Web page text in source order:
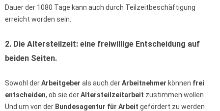
Dauer der 1080 Tage kann auch durch Teilzeitbeschäftigung
erreicht worden sein.
2. Die Altersteilzeit: eine freiwillige Entscheidung auf
beiden Seiten.
Sowohl derArbeitgeber als auch derArbeitnehmer können frei
entscheiden, ob sie derAltersteilzeitarbeit zustimmen wollen.
Und um von der Bundesagentur für Arbeit gefördert zu werden